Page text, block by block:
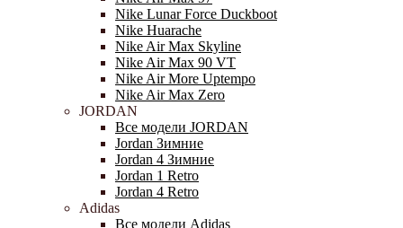
Nike Lunar Force Duckboot
Nike Huarache
Nike Air Max Skyline
Nike Air Max 90 VT
Nike Air More Uptempo
Nike Air Max Zero
JORDAN
Все модели JORDAN
Jordan Зимние
Jordan 4 Зимние
Jordan 1 Retro
Jordan 4 Retro
Adidas
Все модели Adidas